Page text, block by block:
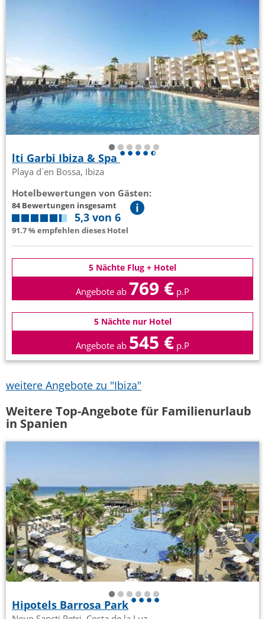
lti Garbi Ibiza & Spa
Playa d´en Bossa, Ibiza
Hotelbewertungen von Gästen:
84 Bewertungen insgesamt
5,3 von 6
91.7 % empfehlen dieses Hotel
5 Nächte Flug + Hotel
Angebote ab 769 € p.P
5 Nächte nur Hotel
Angebote ab 545 € p.P
weitere Angebote zu "Ibiza"
Weitere Top-Angebote für Familienurlaub
in Spanien
Hipotels Barrosa Park